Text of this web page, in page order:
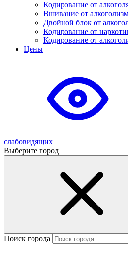
Кодирование от
Вшивание от
Двойной блок от
Кодирование от
Кодирование от
Цены
слабовидящих
Выберите город
Поиск города